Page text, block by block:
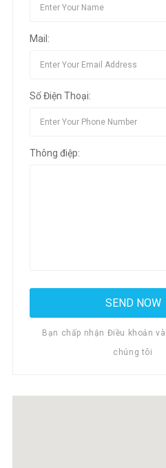
Mail:
Số Điện Thoại:
Thông điệp:
Bạn chấp nhận Điều khoản
chúng tôi